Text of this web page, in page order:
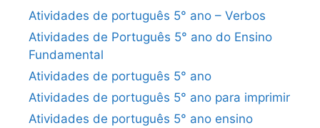
Atividades de português 5° ano – Verbos
Atividades de Português 5° ano do Ensino
Fundamental
Atividades de português 5° ano
Atividades de português 5° ano para imprimir
Atividades de português 5° ano ensino